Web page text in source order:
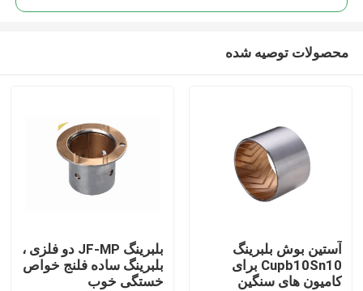
محصولات توصیه شده
آستین بوش بلبرینگ
Cupb10Sn10 برای
کامیون های سنگین
بلبرینگ JF-MP دو فلزی ،
بلبرینگ ساده فلنج خواص
خستگی خوب